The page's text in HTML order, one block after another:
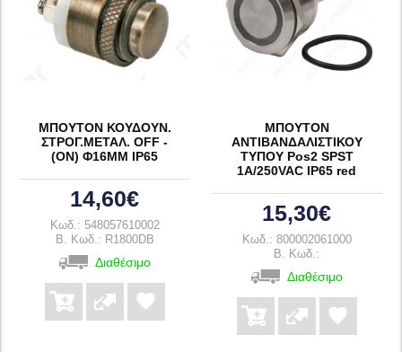
ΜΠΟΥΤΟΝ ΚΟΥΔΟΥΝ.
ΣΤΡΟΓ.ΜΕΤΑΛ. OFF -
(ON) Φ16ΜΜ IP65
14,60€
Κωδ.: 548057610002
B. Κωδ.: R1800DB
Διαθέσιμο
ΜΠΟΥΤΟΝ
ΑΝΤΙΒΑΝΔΑΛΙΣΤΙΚΟΥ
ΤΥΠΟΥ Pos2 SPST
1A/250VAC IP65 red
15,30€
Κωδ.: 800002061000
B. Κωδ.:
Διαθέσιμο